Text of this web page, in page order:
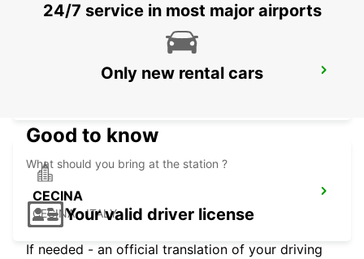
SASSUOLO
CECINA
CECINA - ITALY
24/7 service in most major airports
Only new rental cars
Good to know
What should you bring at the station ?
Your valid driver license
If needed - an official translation of your driving